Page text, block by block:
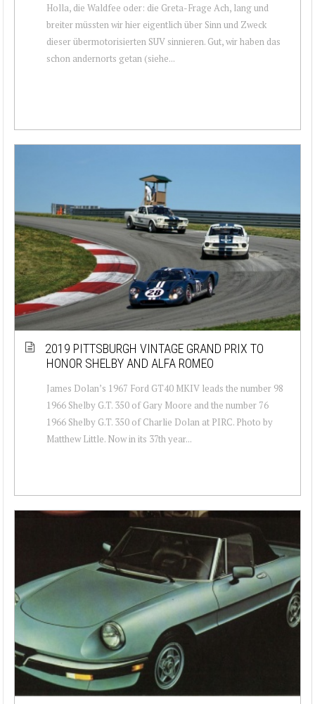
Holla, die Waldfee oder: die Greta-Frage Ach, lang und
breiter müssten wir hier eigentlich über Sinn und Zweck
dieser übermotorisierten SUV sinnieren. Gut, wir haben das
schon andernorts getan (siehe...
2019 PITTSBURGH VINTAGE GRAND PRIX TO
HONOR SHELBY AND ALFA ROMEO
James Dolan’s 1967 Ford GT40 MKIV leads the number 98
1966 Shelby G.T. 350 of Gary Moore and the number 76
1966 Shelby G.T. 350 of Charlie Dolan at PIRC. Photo by
Matthew Little. Now in its 37th year...